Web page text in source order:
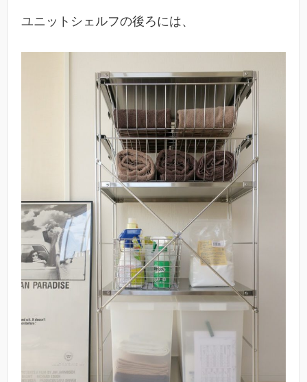
ユニットシェルフの後ろには、